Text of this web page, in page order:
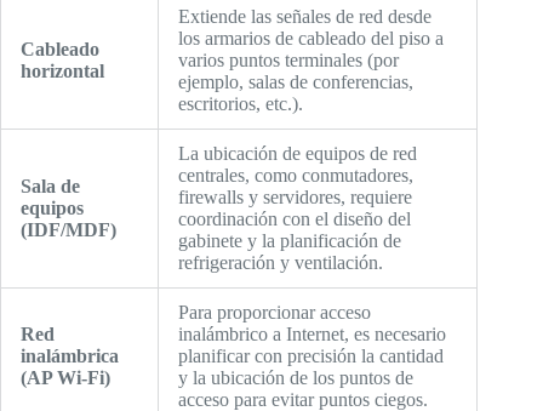
Cableado
horizontal
Extiende las señales de red desde
los armarios de cableado del piso a
varios puntos terminales (por
ejemplo, salas de conferencias,
escritorios, etc.).
Sala de
equipos
(IDF/MDF)
La ubicación de equipos de red
centrales, como conmutadores,
firewalls y servidores, requiere
coordinación con el diseño del
gabinete y la planificación de
refrigeración y ventilación.
Red
inalámbrica
(AP Wi-Fi)
Para proporcionar acceso
inalámbrico a Internet, es necesario
planificar con precisión la cantidad
y la ubicación de los puntos de
acceso para evitar puntos ciegos.